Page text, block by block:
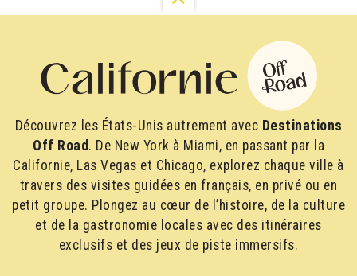
Découvrez les États-Unis autrement avec Destinations
Off Road . De New York à Miami, en passant par la
Californie, Las Vegas et Chicago, explorez chaque ville à
travers des visites guidées en français, en privé ou en
petit groupe. Plongez au cœur de l’histoire, de la culture
et de la gastronomie locales avec des itinéraires
exclusifs et des jeux de piste immersifs.